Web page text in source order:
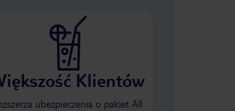
Klientów
ubezpieczenia o pakiet All